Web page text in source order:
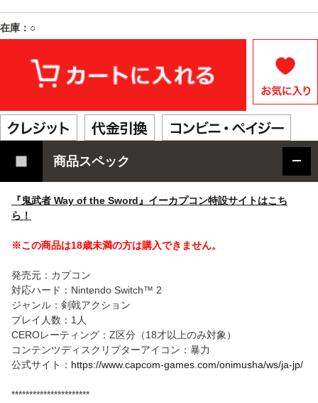
在庫：○
商品スペック
『鬼武者 Way of the Sword』イーカプコン特設サイトはこち
ら！
※この商品は18歳未満の方は購入できません。
発売元：カプコン
対応ハード：Nintendo Switch™ 2
ジャンル：剣戟アクション
プレイ人数：1人
CEROレーティング：Z区分（18才以上のみ対象）
コンテンツディスクリプターアイコン：暴力
公式サイト： https://www.capcom-games.com/onimusha/ws/ja-jp/
**********************